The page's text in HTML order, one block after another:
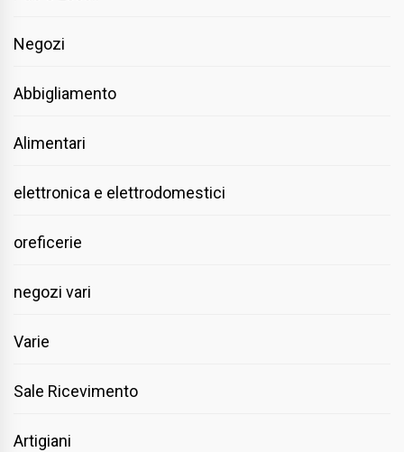
Negozi
Abbigliamento
Alimentari
elettronica e elettrodomestici
oreficerie
negozi vari
Varie
Sale Ricevimento
Artigiani